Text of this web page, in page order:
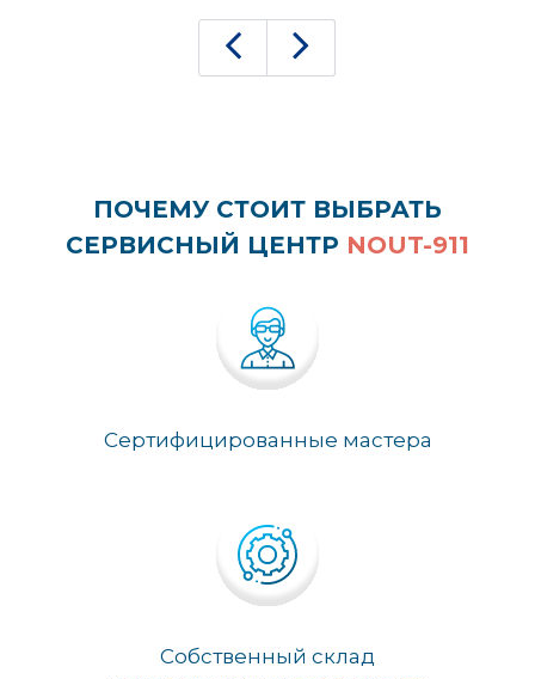
ПОЧЕМУ СТОИТ ВЫБРАТЬ
СЕРВИСНЫЙ ЦЕНТР NOUT-911
Сертифицированные мастера
Собственный склад